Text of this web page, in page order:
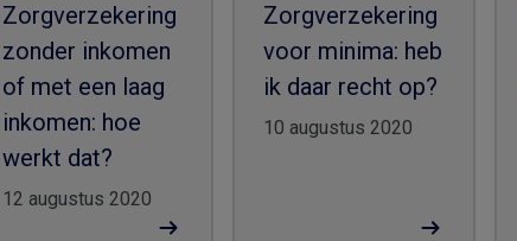
Zorgverzekering
zonder inkomen
of met een laag
inkomen: hoe
werkt dat?
12 augustus 2020
Zorgverzekering
voor minima: heb
ik daar recht op?
10 augustus 2020